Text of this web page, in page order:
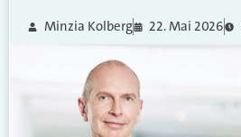
Minzia Kolberg 22. Mai 2026